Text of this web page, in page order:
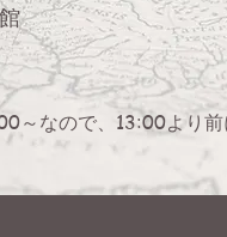
～なので、13:00より